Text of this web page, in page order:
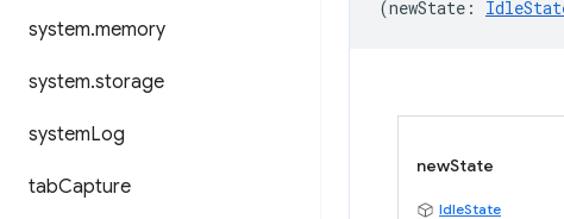
system.memory
system.storage
systemLog
tabCapture
(newState :
newState
IdleState